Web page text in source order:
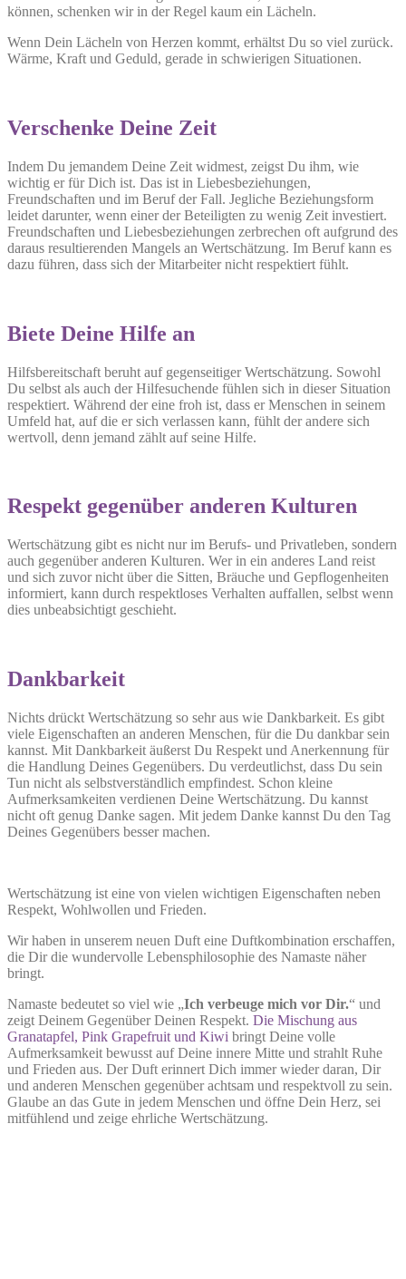
können, schenken wir in der Regel kaum ein Lächeln.
Wenn Dein Lächeln von Herzen kommt, erhältst Du so viel zurück.
Wärme, Kraft und Geduld, gerade in schwierigen Situationen.
Verschenke Deine Zeit
Indem Du jemandem Deine Zeit widmest, zeigst Du ihm, wie
wichtig er für Dich ist. Das ist in Liebesbeziehungen,
Freundschaften und im Beruf der Fall. Jegliche Beziehungsform
leidet darunter, wenn einer der Beteiligten zu wenig Zeit investiert.
Freundschaften und Liebesbeziehungen zerbrechen oft aufgrund des
daraus resultierenden Mangels an Wertschätzung. Im Beruf kann es
dazu führen, dass sich der Mitarbeiter nicht respektiert fühlt.
Biete Deine Hilfe an
Hilfsbereitschaft beruht auf gegenseitiger Wertschätzung. Sowohl
Du selbst als auch der Hilfesuchende fühlen sich in dieser Situation
respektiert. Während der eine froh ist, dass er Menschen in seinem
Umfeld hat, auf die er sich verlassen kann, fühlt der andere sich
wertvoll, denn jemand zählt auf seine Hilfe.
Respekt gegenüber anderen Kulturen
Wertschätzung gibt es nicht nur im Berufs- und Privatleben, sondern
auch gegenüber anderen Kulturen. Wer in ein anderes Land reist
und sich zuvor nicht über die Sitten, Bräuche und Gepflogenheiten
informiert, kann durch respektloses Verhalten auffallen, selbst wenn
dies unbeabsichtigt geschieht.
Dankbarkeit
Nichts drückt Wertschätzung so sehr aus wie Dankbarkeit. Es gibt
viele Eigenschaften an anderen Menschen, für die Du dankbar sein
kannst. Mit Dankbarkeit äußerst Du Respekt und Anerkennung für
die Handlung Deines Gegenübers. Du verdeutlichst, dass Du sein
Tun nicht als selbstverständlich empfindest. Schon kleine
Aufmerksamkeiten verdienen Deine Wertschätzung. Du kannst
nicht oft genug Danke sagen. Mit jedem Danke kannst Du den Tag
Deines Gegenübers besser machen.
Wertschätzung ist eine von vielen wichtigen Eigenschaften neben
Respekt, Wohlwollen und Frieden.
Wir haben in unserem neuen Duft eine Duftkombination erschaffen,
die Dir die wundervolle Lebensphilosophie des Namaste näher
bringt.
Namaste bedeutet so viel wie „Ich verbeuge mich vor Dir.“ und
zeigt Deinem Gegenüber Deinen Respekt. Die Mischung aus
Granatapfel, Pink Grapefruit und Kiwi bringt Deine volle
Aufmerksamkeit bewusst auf Deine innere Mitte und strahlt Ruhe
und Frieden aus. Der Duft erinnert Dich immer wieder daran, Dir
und anderen Menschen gegenüber achtsam und respektvoll zu sein.
Glaube an das Gute in jedem Menschen und öffne Dein Herz, sei
mitfühlend und zeige ehrliche Wertschätzung.